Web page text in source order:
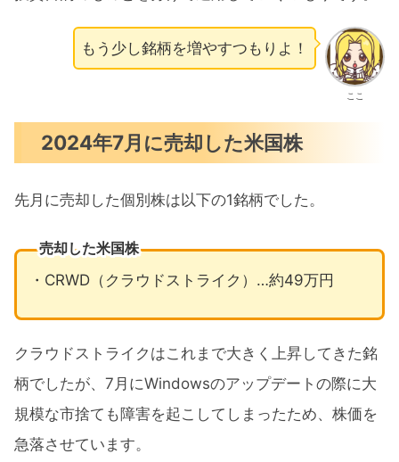
ここ
もう少し銘柄を増やすつもりよ！
2024年7月に売却した米国株
先月に売却した個別株は以下の1銘柄でした。
売却した米国株
・CRWD（クラウドストライク）…約49万円
クラウドストライクはこれまで大きく上昇してきた銘
柄でしたが、7月にWindowsのアップデートの際に大
規模な市捨ても障害を起こしてしまったため、株価を
急落させています。